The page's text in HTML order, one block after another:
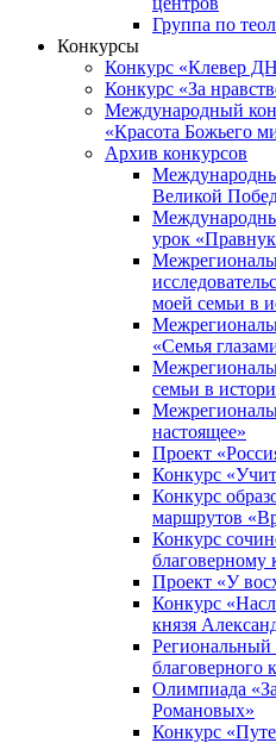
Группа по
Конкурсы
Конкурс «Клевер
Конкурс «За
Международный
«Красота Божьего
Архив конкурсов
Великой
урок
моей семьи в
«Семья
семьи в
настоящее»
Проект
Конкурс
Конкурс
маршрутов
Конкурс
благоверному
Проект «У
Конкурс
князя
Региональный
благоверного
Олимпиада
Романовых»
Конкурс